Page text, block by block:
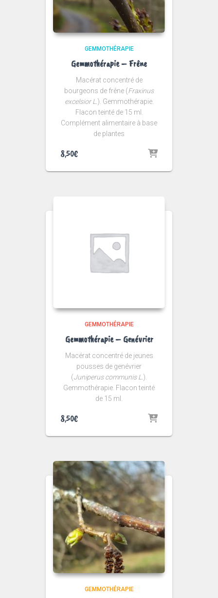
GEMMOTHÉRAPIE
Gemmothérapie – Frêne
Macérat concentré de
bourgeons de frêne (Fraxinus
excelsior L. ). Gemmothérapie.
Flacon teinté de 15 ml.
Complément alimentaire à base
de plantes
8,50€
GEMMOTHÉRAPIE
Gemmothérapie – Genévrier
Macérat concentré de jeunes
pousses de genévrier
(Juniperus communis L. ).
Gemmothérapie. Flacon teinté
de 15 ml.
8,50€
GEMMOTHÉRAPIE